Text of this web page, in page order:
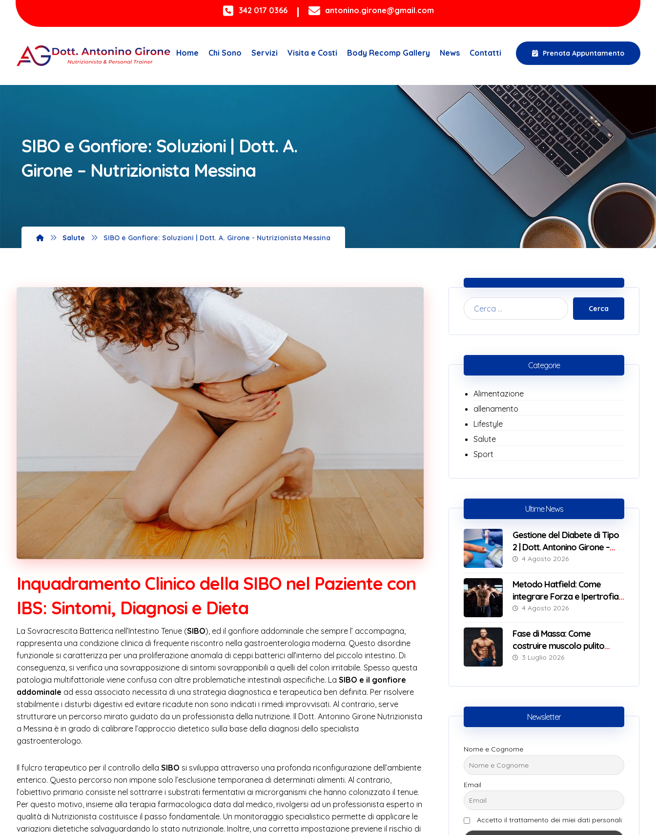
342 017 0366 antonino.girone@gmail.com
Prenota Appuntamento
Home Chi Sono Servizi Visita e Costi Body Recomp Gallery News Contatti
SIBO e Gonfiore: Soluzioni | Dott. A.
Girone – Nutrizionista Messina
Salute SIBO e Gonfiore: Soluzioni | Dott. A. Girone - Nutrizionista Messina
Inquadramento Clinico della SIBO nel Paziente con
IBS: Sintomi, Diagnosi e Dieta
La Sovracrescita Batterica nell’Intestino Tenue (SIBO), ed il gonfiore addominale che sempre l’ accompagna,
rappresenta una condizione clinica di frequente riscontro nella gastroenterologia moderna. Questo disordine
funzionale si caratterizza per una proliferazione anomala di ceppi batterici all’interno del piccolo intestino. Di
conseguenza, si verifica una sovrapposizione di sintomi sovrapponibili a quelli del colon irritabile. Spesso questa
patologia multifattoriale viene confusa con altre problematiche intestinali aspecifiche. La SIBO e il gonfiore
addominale ad essa associato necessita di una strategia diagnostica e terapeutica ben definita. Per risolvere
stabilmente i disturbi digestivi ed evitare ricadute non sono indicati i rimedi improvvisati. Al contrario, serve
strutturare un percorso mirato guidato da un professionista della nutrizione. Il Dott. Antonino Girone Nutrizionista
a Messina è in grado di calibrare l’approccio dietetico sulla base della diagnosi dello specialista
gastroenterologo.
Il fulcro terapeutico per il controllo della SIBO si sviluppa attraverso una profonda riconfigurazione dell’ambiente
enterico. Questo percorso non impone solo l’esclusione temporanea di determinati alimenti. Al contrario,
l’obiettivo primario consiste nel sottrarre i substrati fermentativi ai microrganismi che hanno colonizzato il tenue.
Per questo motivo, insieme alla terapia farmacologica data dal medico, rivolgersi ad un professionista esperto in
qualità di Nutrizionista costituisce il passo fondamentale. Un monitoraggio specialistico permette di applicare le
variazioni dietetiche salvaguardando lo stato nutrizionale. Inoltre, una corretta impostazione previene il rischio di
Cerca
Categorie
Alimentazione
allenamento
Lifestyle
Salute
Sport
Ultime News
Gestione del Diabete di Tipo
2 | Dott. Antonino Girone –
Nutrizionista Messina
4 Agosto 2026
Metodo Hatfield: Come
integrare Forza e Ipertrofia
con successo
4 Agosto 2026
Fase di Massa: Come
costruire muscolo pulito
senza ingrassare
3 Luglio 2026
Newsletter
Nome e Cognome
Email
Accetto il trattamento dei miei dati personali